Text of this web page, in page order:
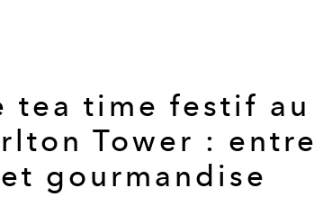
tea time festif au
Tower : entre
gourmandise